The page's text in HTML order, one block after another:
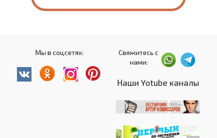
Мы в соцсетях:
Свяжитесь с
нами:
Наши Yotube каналы